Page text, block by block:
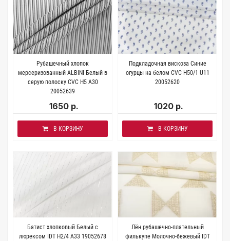
Рубашечный хлопок
мерсеризованный ALBINI Белый в
серую полоску CVC H5 A30
20052639
1650 р.
В КОРЗИНУ
Подкладочная вискоза Синие
огурцы на белом CVC H50/1 U11
20052620
1020 р.
В КОРЗИНУ
Батист хлопковый Белый с
люрексом IDT H2/4 A33 19052678
Лён рубашечно-плательный
филькупе Молочно-бежевый IDT